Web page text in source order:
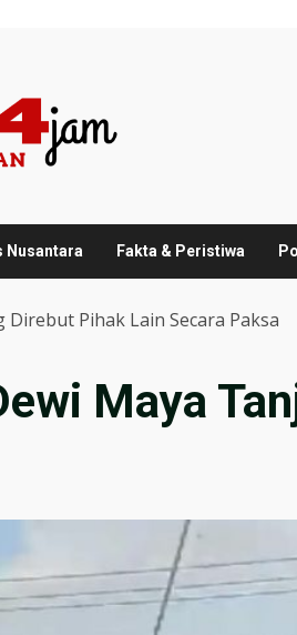
Nusantara Fakta & Peristiwa
Pihak Lain Secara Paksa
Maya